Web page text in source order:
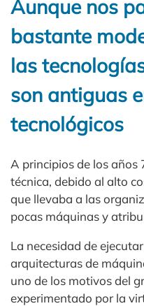
Aunque nos
bastante
las
son antiguas
tecnológicos
A principios de los años
técnica, debido al alto
que llevaba a las
pocas máquinas y
La necesidad de
arquitecturas de
uno de los motivos del
experimentado por la